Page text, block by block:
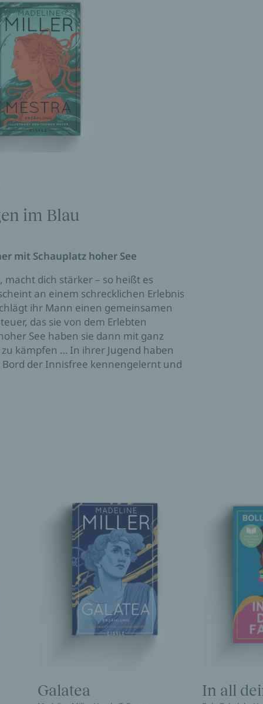
im Blau
mit Schauplatz hoher See
dich stärker – so heißt es
an einem schrecklichen Erlebnis
ihr Mann einen gemeinsamen
das sie von dem Erlebten
See haben sie dann mit ganz
kämpfen … In ihrer Jugend haben
Bord der Innisfree kennengelernt und
Galatea In all